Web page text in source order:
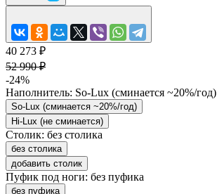
40 273 ₽
52 990 ₽
-24%
Наполнитель: So-Lux (cминается ~20%/год)
So-Lux (cминается ~20%/год)
Hi-Lux (не сминается)
Столик: без столика
без столика
добавить столик
Пуфик под ноги: без пуфика
без пуфика